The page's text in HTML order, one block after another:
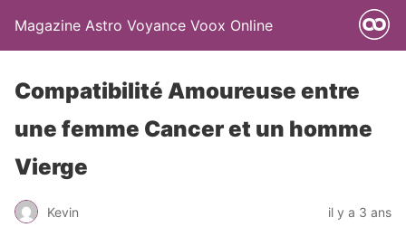
Magazine Astro Voyance Voox Online
Compatibilité Amoureuse entre
une femme Cancer et un homme
Vierge
Kevin il y a 3 ans